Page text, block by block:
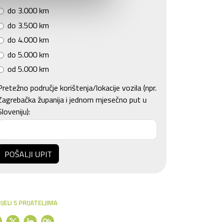
do 3.000 km
do 3.500 km
do 4.000 km
do 5.000 km
od 5.000 km
područje korištenja/lokacije vozila (npr.
županija i jednom mjesečno put u
POŠALJI UPIT
S PRIJATELJIMA